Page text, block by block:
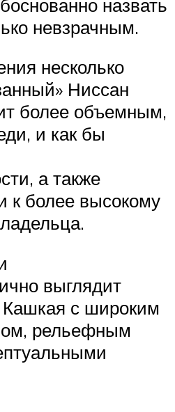
назвать
невзрачным.
несколько
Ниссан
более объемным,
и как бы
а также
к более высокому
выглядит
Кашкая с широким
рельефным